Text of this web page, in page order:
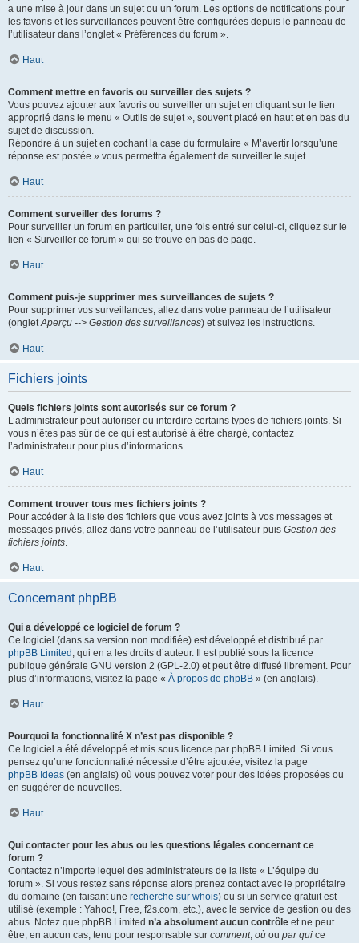
a une mise à jour dans un sujet ou un forum. Les options de notifications pour
les favoris et les surveillances peuvent être configurées depuis le panneau de
l’utilisateur dans l’onglet « Préférences du forum ».
Haut
Comment mettre en favoris ou surveiller des sujets ?
Vous pouvez ajouter aux favoris ou surveiller un sujet en cliquant sur le lien
approprié dans le menu « Outils de sujet », souvent placé en haut et en bas du
sujet de discussion.
Répondre à un sujet en cochant la case du formulaire « M’avertir lorsqu’une
réponse est postée » vous permettra également de surveiller le sujet.
Haut
Comment surveiller des forums ?
Pour surveiller un forum en particulier, une fois entré sur celui-ci, cliquez sur le
lien « Surveiller ce forum » qui se trouve en bas de page.
Haut
Comment puis-je supprimer mes surveillances de sujets ?
Pour supprimer vos surveillances, allez dans votre panneau de l’utilisateur
(ongletAperçu --> Gestion des surveillances) et suivez les instructions.
Haut
Fichiers joints
Quels fichiers joints sont autorisés sur ce forum ?
L’administrateur peut autoriser ou interdire certains types de fichiers joints. Si
vous n’êtes pas sûr de ce qui est autorisé à être chargé, contactez
l’administrateur pour plus d’informations.
Haut
Comment trouver tous mes fichiers joints ?
Pour accéder à la liste des fichiers que vous avez joints à vos messages et
messages privés, allez dans votre panneau de l’utilisateur puis Gestion des
fichiers joints.
Haut
Concernant phpBB
Qui a développé ce logiciel de forum ?
Ce logiciel (dans sa version non modifiée) est développé et distribué par
phpBB Limited , qui en a les droits d’auteur. Il est publié sous la licence
publique générale GNU version 2 (GPL-2.0) et peut être diffusé librement. Pour
plus d’informations, visitez la page « À propos de phpBB » (en anglais).
Haut
Pourquoi la fonctionnalité X n’est pas disponible ?
Ce logiciel a été développé et mis sous licence par phpBB Limited. Si vous
pensez qu’une fonctionnalité nécessite d’être ajoutée, visitez la page
phpBB Ideas (en anglais) où vous pouvez voter pour des idées proposées ou
en suggérer de nouvelles.
Haut
Qui contacter pour les abus ou les questions légales concernant ce
forum ?
Contactez n’importe lequel des administrateurs de la liste « L’équipe du
forum ». Si vous restez sans réponse alors prenez contact avec le propriétaire
du domaine (en faisant une recherche sur whois) ou si un service gratuit est
utilisé (exemple : Yahoo!, Free, f2s.com, etc.), avec le service de gestion ou des
abus. Notez que phpBB Limited n’a absolument aucun contrôle et ne peut
être, en aucun cas, tenu pour responsable sur comment, où ou par qui ce